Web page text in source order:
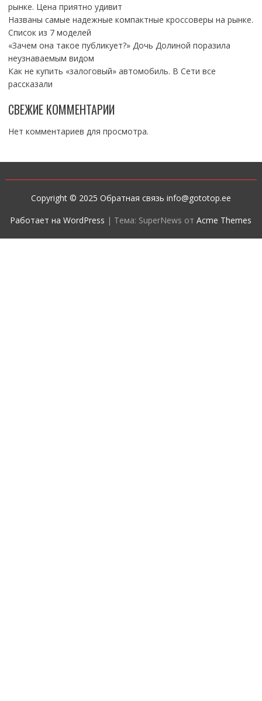
рынке. Цена приятно удивит
Названы самые надежные компактные кроссоверы на рынке.
Список из 7 моделей
«Зачем она такое публикует?» Дочь Долиной поразила
неузнаваемым видом
Как не купить «залоговый» автомобиль. В Сети все
рассказали
СВЕЖИЕ КОММЕНТАРИИ
Нет комментариев для просмотра.
Copyright © 2025 Обратная связь info@gototop.ee
Работает на WordPress | Тема: SuperNews отAcme Themes